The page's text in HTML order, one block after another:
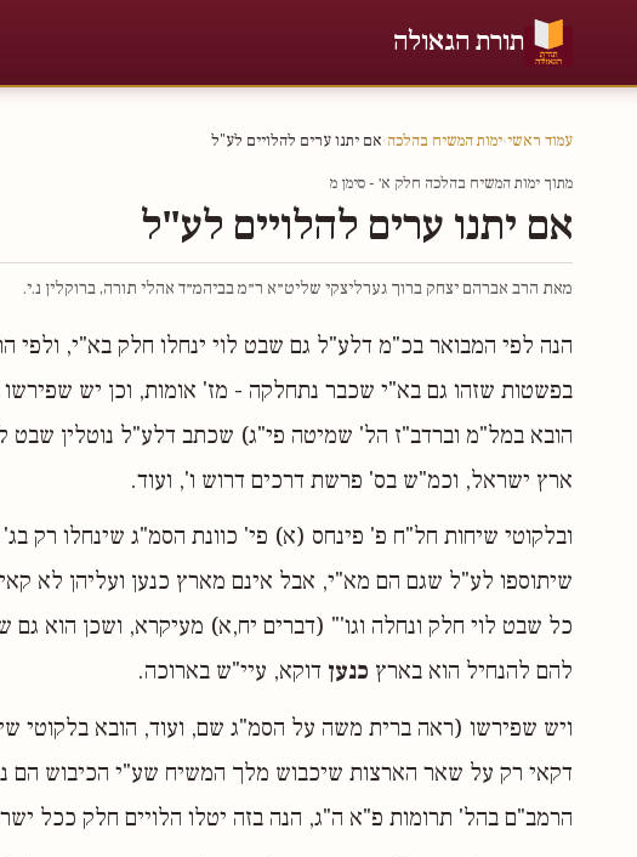
תורת הגאולה
עמוד ראשי›ימות המשיח בהלכה›אם יתנו ערים להלויים לע"ל
מתוך ימות המשיח בהלכה חלק א׳ - סימן מ
אם יתנו ערים להלויים לע"ל
מאת הרב אברהם יצחק ברוך גערליצקי שליט״א ר״מ בביהמ״ד אהלי תורה, ברוקלין נ.י.
הנה לפי המבואר בכ"מ דלע"ל גם שבט לוי ינחלו חלק בא"י,
בפשטות שזהו גם בא"י שכבר נתחלקה - מז' אומות, וכן יש שפירשו
הובא במל"מ וברדב"ז הל' שמיטה פי"ג) שכתב דלע"ל נוטלין שבט
ארץ ישראל, וכמ"ש בס' פרשת דרכים דרוש ו', ועוד.
ובלקוטי שיחות חל"ח פ' פינחס (א) פי' כוונת הסמ"ג שינחלו רק בג'
שיתוספו לע"ל שגם הם מא"י, אבל אינם מארץ כנען ועליהן לא
כל שבט לוי חלק ונחלה וגו'" (דברים יח,א) מעיקרא, ושכן הוא
להם להנחיל הוא בארץ כנען דוקא, עיי"ש בארוכה.
דקאי רק על שאר הארצות שיכבוש מלך המשיח שע"י הכיבוש
הרמב"ם בהל' תרומות פ"א ה"ג, הנה בזה יטלו הלויים חלק ככל